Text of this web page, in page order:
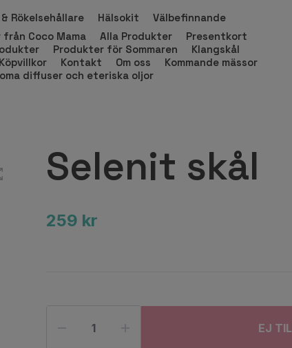
Rökelsehållare Hälsokit
Välbefinnande
Coco Mama Alla Produkter
Presentkort
Produkter för Sommaren
Klangskål
Köpvillkor Kontakt Om oss
Kommande mässor
diffuser och eteriska oljor
Selenit skål
259 kr
EJ